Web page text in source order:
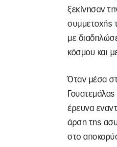
ξεκίνησαν
συμμετοχής
με
κόσμου και
Όταν μέσα
έρευνα
άρση της
στο